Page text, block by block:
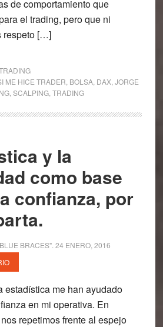
de comportamiento que
el trading, pero que ni
respeto […]
ME HICE TRADER BOLSA, DAX, JORGE
, SCALPING, TRADING
y la
como base
confianza, por
BRACES". 24 ENERO, 2016
estadística me han ayudado
en mi operativa. En
repetimos frente al espejo